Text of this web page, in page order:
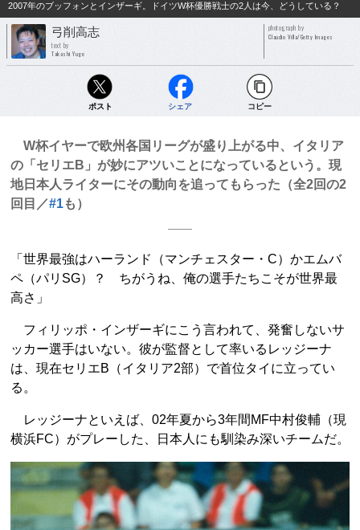
2007年のブッフォンとインザーギ。ドイツW杯優勝戦士の2人は今、どうしている？
弓削高志
text by
Takashi Yuge
photograph by
Claudio Villa/Getty Images
ポスト シェア コピー
W杯イヤーで欧州各国リーグが盛り上がる中、イタリア
の「セリエB」が妙にアツいことになっているという。現
地日本人ライターにその動向を追ってもらった（全2回の2
回目／#1も）
「世界最強はハーランド（マンチェスター・C）かエムバ
ペ（パリSG）？ ちがうね、俺の選手たちこそが世界最
高さ」
フィリッポ・インザーギにこう言われて、発奮しないサ
ッカー選手はいない。彼が監督として率いるレッジーナ
は、現在セリエB（イタリア2部）で首位タイに立ってい
る。
レッジーナといえば、02年夏から3年間MF中村俊輔（現
横浜FC）がプレーした、日本人にも馴染み深いチームだ。